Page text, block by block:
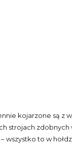
kojarzone są z
strojach zdobnych
wszystko to w